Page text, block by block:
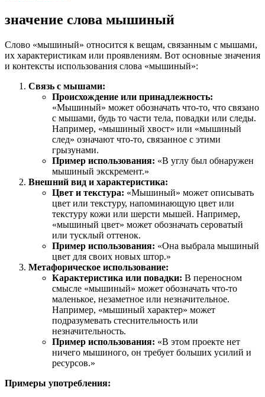
значение слова мышиный
Слово «мышиный» относится к вещам, связанным с мышами,
их характеристикам или проявлениям. Вот основные значения
и контексты использования слова «мышиный»:
Связь с мышами:
Происхождение или принадлежность:
«Мышиный» может обозначать что-то, что связано
с мышами, будь то части тела, повадки или следы.
Например, «мышиный хвост» или «мышиный
след» означают что-то, связанное с этими
грызунами.
Пример использования: «В углу был обнаружен
мышиный экскремент.»
Внешний вид и характеристика:
Цвет и текстура: «Мышиный» может описывать
цвет или текстуру, напоминающую цвет или
текстуру кожи или шерсти мышей. Например,
«мышиный цвет» может обозначать сероватый
или тусклый оттенок.
Пример использования: «Она выбрала мышиный
цвет для своих новых штор.»
Метафорическое использование:
Карактеристика или повадки: В переносном
смысле «мышиный» может обозначать что-то
маленькое, незаметное или незначительное.
Например, «мышиный характер» может
подразумевать стеснительность или
незначительность.
Пример использования: «В этом проекте нет
ничего мышиного, он требует больших усилий и
ресурсов.»
Примеры употребления: